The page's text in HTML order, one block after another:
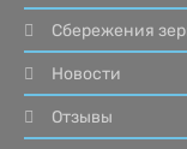
Сбережения
Новости
Отзывы